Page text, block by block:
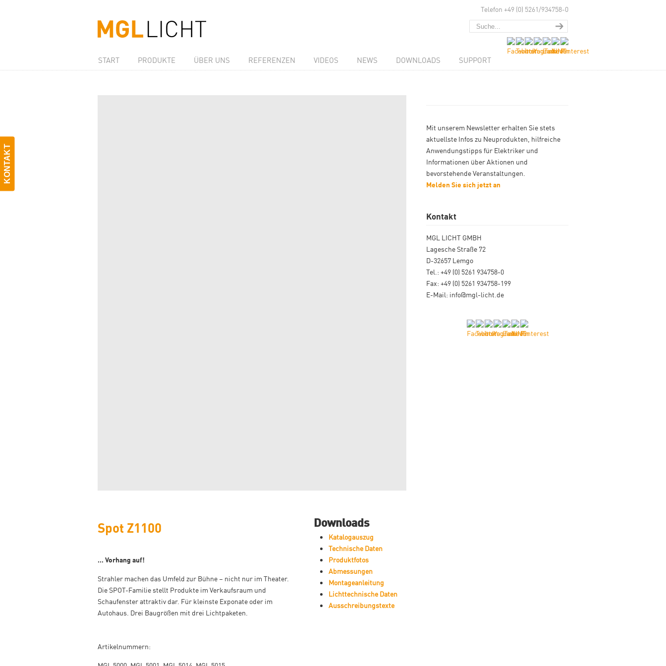
KONTAKT
Telefon +49 (0) 5261/934758-0
START PRODUKTE ÜBER UNS REFERENZEN VIDEOS NEWS DOWNLOADS SUPPORT
Spot Z1100
… Vorhang auf!
Strahler machen das Umfeld zur Bühne – nicht nur im Theater.
Die SPOT-Familie stellt Produkte im Verkaufsraum und
Schaufenster attraktiv dar. Für kleinste Exponate oder im
Autohaus. Drei Baugrößen mit drei Lichtpaketen.
Artikelnummern:
Downloads
Katalogauszug
Technische Daten
Produktfotos
Abmessungen
Montageanleitung
Lichttechnische Daten
Ausschreibungstexte
Mit unserem Newsletter erhalten Sie stets
aktuellste Infos zu Neuprodukten, hilfreiche
Anwendungstipps für Elektriker und
Informationen über Aktionen und
bevorstehende Veranstaltungen.
Melden Sie sich jetzt an
Kontakt
MGL LICHT GMBH
Lagesche Straße 72
D-32657 Lemgo
Tel.: +49 (0) 5261 934758-0
Fax: +49 (0) 5261 934758-199
E-Mail: info@mgl-licht.de